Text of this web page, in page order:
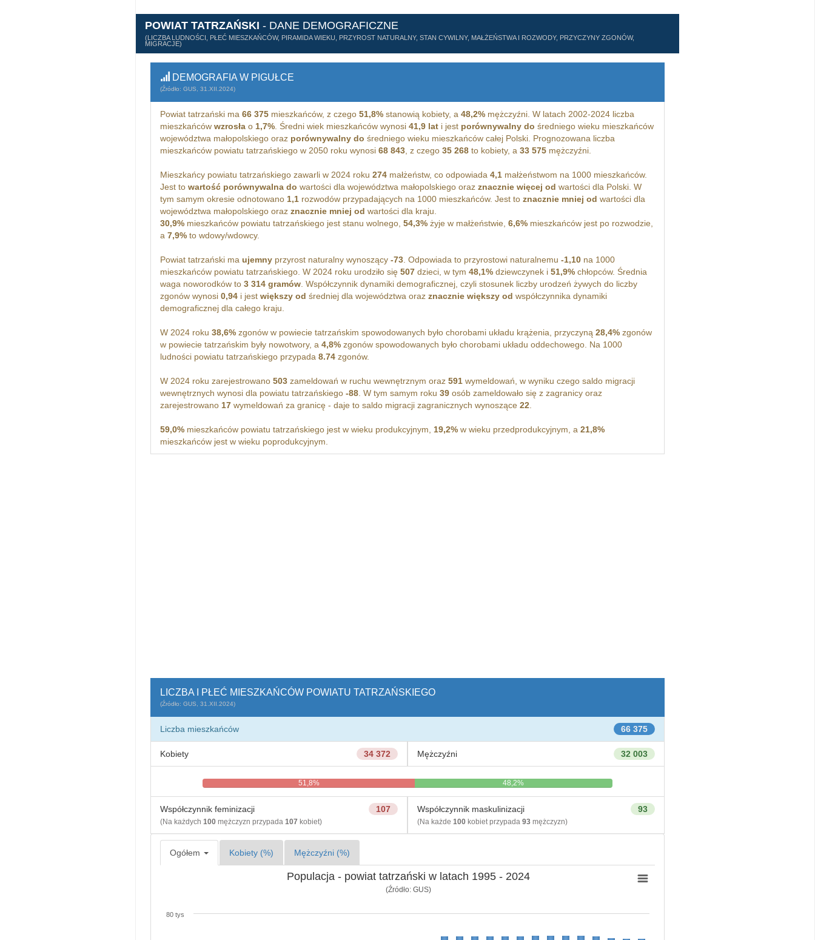
POWIAT TATRZAŃSKI - DANE DEMOGRAFICZNE
(LICZBA LUDNOŚCI, PŁEĆ MIESZKAŃCÓW, PIRAMIDA WIEKU, PRZYROST NATURALNY, STAN CYWILNY, MAŁŻEŃSTWA I ROZWODY, PRZYCZYNY ZGONÓW,
MIGRACJE)
DEMOGRAFIA W PIGUŁCE
(Źródło: GUS, 31.XII.2024)
Powiat tatrzański ma 66 375mieszkańców, z czego 51,8%stanowią kobiety, a 48,2%mężczyźni. W latach 2002-2024 liczba
mieszkańców wzrosłao 1,7%. Średni wiek mieszkańców wynosi 41,9 lati jest porównywalny do średniego wieku mieszkańców
województwa małopolskiego oraz porównywalny do średniego wieku mieszkańców całej Polski. Prognozowana liczba
mieszkańców powiatu tatrzańskiego w 2050 roku wynosi 68 843, z czego 35 268to kobiety, a 33 575mężczyźni.
Mieszkańcy powiatu tatrzańskiego zawarli w 2024 roku 274małżeństw, co odpowiada 4,1małżeństwom na 1000 mieszkańców.
Jest to wartość porównywalna do wartości dla województwa małopolskiego oraz znacznie więcej od wartości dla Polski. W
tym samym okresie odnotowano 1,1rozwodów przypadających na 1000 mieszkańców. Jest to znacznie mniej od wartości dla
województwa małopolskiego oraz znacznie mniej od wartości dla kraju.
30,9%mieszkańców powiatu tatrzańskiego jest stanu wolnego, 54,3%żyje w małżeństwie, 6,6%mieszkańców jest po rozwodzie,
a 7,9%to wdowy/wdowcy.
Powiat tatrzański ma ujemnyprzyrost naturalny wynoszący -73. Odpowiada to przyrostowi naturalnemu -1,10na 1000
mieszkańców powiatu tatrzańskiego. W 2024 roku urodziło się 507dzieci, w tym 48,1%dziewczynek i 51,9%chłopców. Średnia
waga noworodków to 3 314 gramów. Współczynnik dynamiki demograficznej, czyli stosunek liczby urodzeń żywych do liczby
zgonów wynosi 0,94i jest większy od średniej dla województwa oraz znacznie większy od współczynnika dynamiki
demograficznej dla całego kraju.
W 2024 roku 38,6%zgonów w powiecie tatrzańskim spowodowanych było chorobami układu krążenia, przyczyną 28,4%zgonów
w powiecie tatrzańskim były nowotwory, a 4,8%zgonów spowodowanych było chorobami układu oddechowego. Na 1000
ludności powiatu tatrzańskiego przypada 8.74zgonów.
W 2024 roku zarejestrowano 503zameldowań w ruchu wewnętrznym oraz 591wymeldowań, w wyniku czego saldo migracji
wewnętrznych wynosi dla powiatu tatrzańskiego -88. W tym samym roku 39osób zameldowało się z zagranicy oraz
zarejestrowano 17wymeldowań za granicę - daje to saldo migracji zagranicznych wynoszące 22.
59,0%mieszkańców powiatu tatrzańskiego jest w wieku produkcyjnym, 19,2%w wieku przedprodukcyjnym, a 21,8%
mieszkańców jest w wieku poprodukcyjnym.
LICZBA I PŁEĆ MIESZKAŃCÓW POWIATU TATRZAŃSKIEGO
(Źródło: GUS, 31.XII.2024)
66 375
Liczba mieszkańców
34 372
Kobiety 32 003
Mężczyźni
51,8% 48,2%
107
Współczynnik feminizacji
(Na każdych 100mężczyzn przypada 107 kobiet)
93
Współczynnik maskulinizacji
(Na każde 100kobiet przypada 93mężczyzn)
Ogółem Kobiety (%) Mężczyźni (%)
Populacja - powiat tatrzański w latach 1995 - 2024
(Źródło: GUS)
80 tys